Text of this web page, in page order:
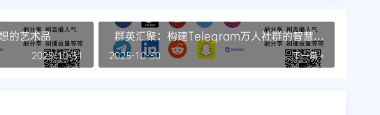
的艺术品
2025-10-31
群英汇聚：构建Telegram万人社群的智慧与
策略
下一篇 »
2025-10-30